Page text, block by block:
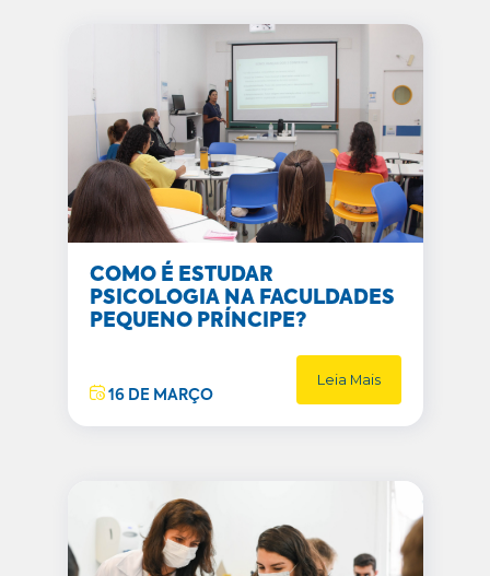
COMO É ESTUDAR
PSICOLOGIA NA FACULDADES
PEQUENO PRÍNCIPE?
16 DE MARÇO
Leia Mais